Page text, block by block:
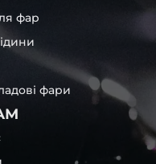
фар
фари